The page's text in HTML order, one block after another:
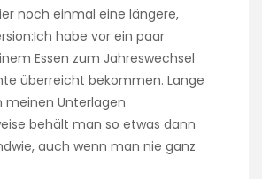
noch einmal eine längere,
habe vor ein paar
Essen zum Jahreswechsel
überreicht bekommen. Lange
meinen Unterlagen
behält man so etwas dann
auch wenn man nie ganz